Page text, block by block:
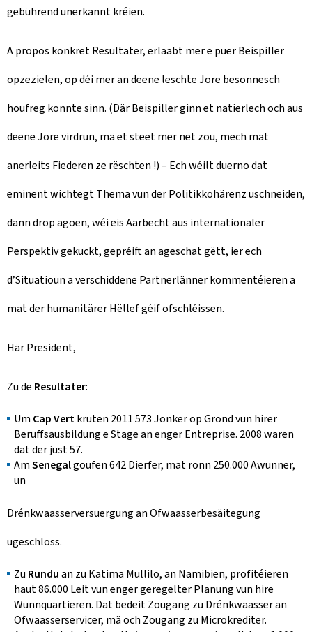
gebührend unerkannt kréien.
A propos konkret Resultater, erlaabt mer e puer Beispiller
opzezielen, op déi mer an deene leschte Jore besonnesch
houfreg konnte sinn. (Där Beispiller ginn et natierlech och aus
deene Jore virdrun, mä et steet mer net zou, mech mat
anerleits Fiederen ze rëschten !) – Ech wéilt duerno dat
eminent wichtegt Thema vun der Politikkohärenz uschneiden,
dann drop agoen, wéi eis Aarbecht aus internationaler
Perspektiv gekuckt, gepréift an ageschat gëtt, ier ech
d’Situatioun a verschiddene Partnerlänner kommentéieren a
mat der humanitärer Hëllef géif ofschléissen.
Här President,
Zu de Resultater:
Um Cap Vertkruten 2011 573 Jonker op Grond vun hirer
Beruffsausbildung e Stage an enger Entreprise. 2008 waren
dat der just 57.
AmSenegalgoufen 642 Dierfer, mat ronn 250.000 Awunner,
un
Drénkwaasserversuergung an Ofwaasserbesäitegung
ugeschloss.
Zu Runduan zu Katima Mullilo, an Namibien, profitéieren
haut 86.000 Leit vun enger geregelter Planung vun hire
Wunnquartieren. Dat bedeit Zougang zu Drénkwaasser an
Ofwaasserservicer, mä och Zougang zu Microkrediter.